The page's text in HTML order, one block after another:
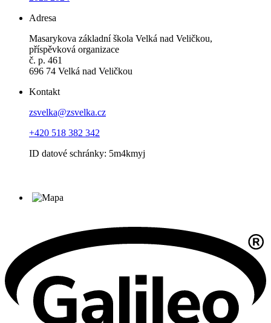
Adresa
Masarykova základní škola Velká nad Veličkou,
příspěvková organizace
č. p. 461
696 74 Velká nad Veličkou
Kontakt
zsvelka@zsvelka.cz
+420 518 382 342
ID datové schránky: 5m4kmyj